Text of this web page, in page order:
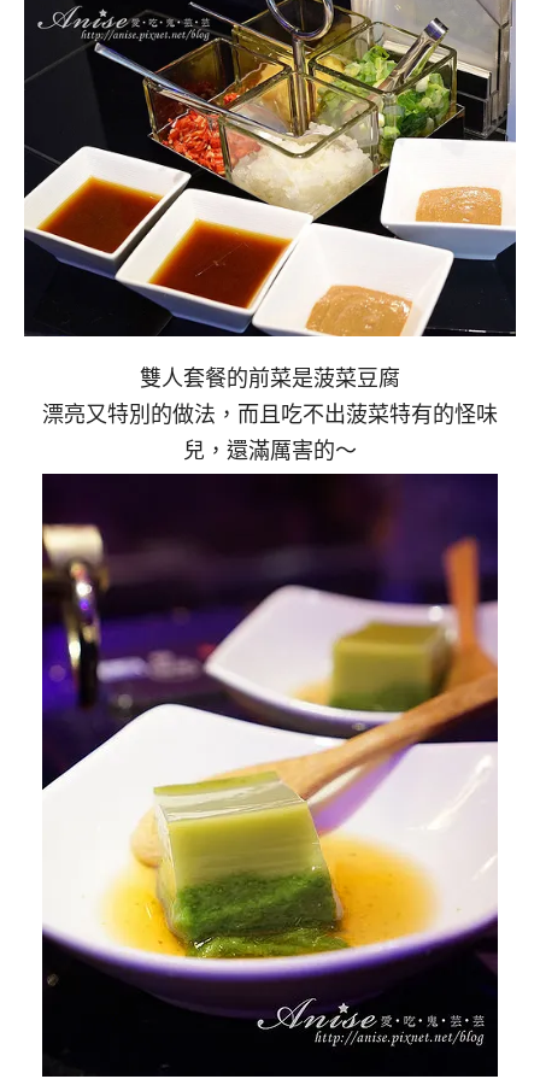
雙人套餐的前菜是菠菜豆腐
漂亮又特別的做法，而且吃不出菠菜特有的怪味
兒，還滿厲害的～